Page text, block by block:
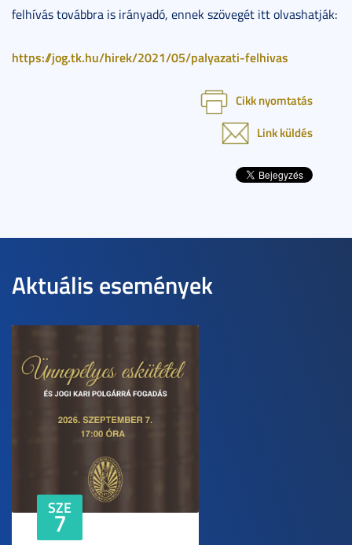
felhívás továbbra is irányadó, ennek szövegét itt olvashatják:
https://jog.tk.hu/hirek/2021/05/palyazati-felhivas
Cikk nyomtatás
Link küldés
Aktuális események
SZE
7